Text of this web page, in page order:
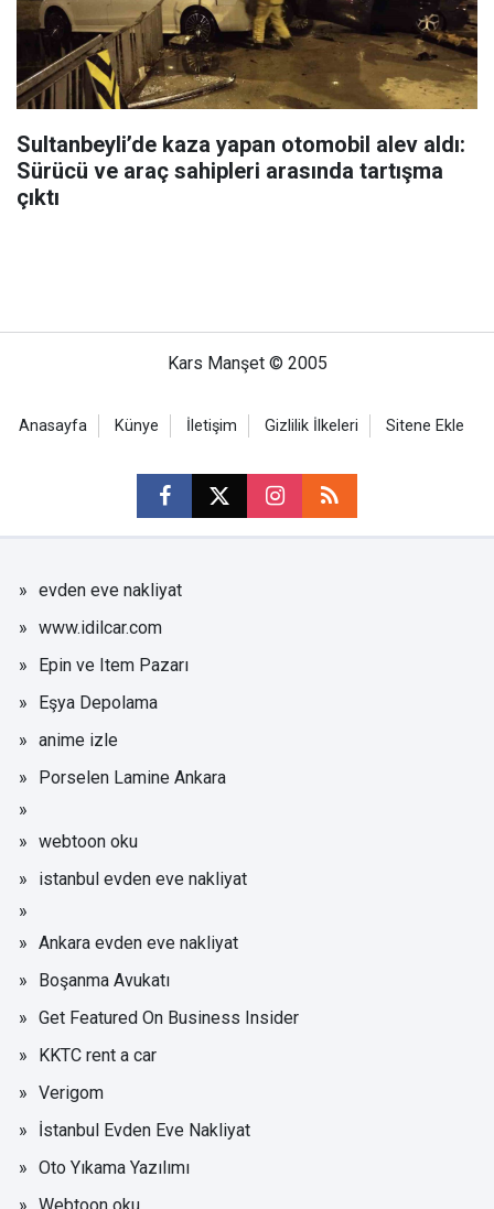
Sultanbeyli’de kaza yapan otomobil alev aldı:
Sürücü ve araç sahipleri arasında tartışma
çıktı
Kars Manşet © 2005
Anasayfa Künye İletişim Gizlilik İlkeleri Sitene Ekle
evden eve nakliyat
www.idilcar.com
Epin ve Item Pazarı
Eşya Depolama
anime izle
Porselen Lamine Ankara
webtoon oku
istanbul evden eve nakliyat
Ankara evden eve nakliyat
Boşanma Avukatı
Get Featured On Business Insider
KKTC rent a car
Verigom
İstanbul Evden Eve Nakliyat
Oto Yıkama Yazılımı